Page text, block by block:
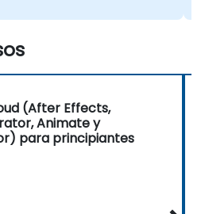
(After Effects,
Animate y
para principiantes